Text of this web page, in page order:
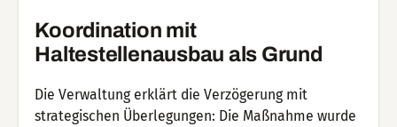
Koordination mit
Haltestellenausbau als Grund
Die Verwaltung erklärt die Verzögerung mit
strategischen Überlegungen: Die Maßnahme wurde